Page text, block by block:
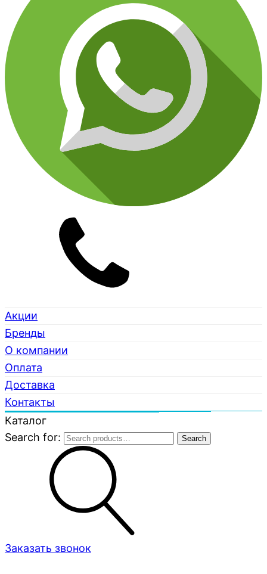
Акции
Бренды
О компании
Оплата
Доставка
Контакты
Каталог
Search for:
Search
Заказать звонок